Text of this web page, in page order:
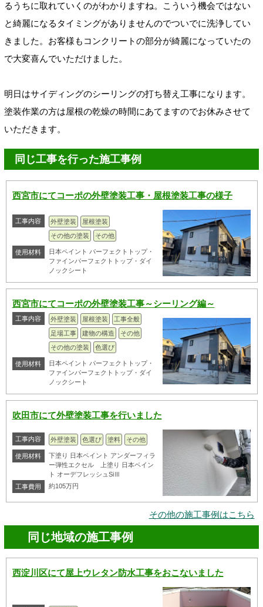
るうちに取れていくのがわかりますね。こういう機会ではない
と綺麗になるタイミングがありませんのでついでに洗浄してい
きました。お客様もコンクリートの部分が綺麗になっていたの
で大変喜んでいただけました。
明日はサイディングのシーリングの打ち替え工事になります。
塗装作業の方は屋根の乾燥の時間にあてますのでお休みさせて
いただきます。
同じ工事を行った施工事例
西宮市にてコーポの外壁塗装工事・屋根塗装工事の様子
工事内容 外壁塗装
屋根塗装
その他の塗装
その他
使用材料
日本ペイント パーフェクトトップ・
ファインパーフェクトトップ・ダイ
ノックシート
西宮市にてコーポの外壁塗装工事～シーリング編～
工事内容 外壁塗装 屋根塗装
工事全般
足場工事
建物の構造
その他
その他の塗装
色選び
使用材料
日本ペイント パーフェクトトップ・
ファインパーフェクトトップ・ダイ
ノックシート
吹田市にて外壁塗装工事を行いました
工事内容 外壁塗装 色選び 塗料 その他
使用材料
下塗り 日本ペイント アンダーフィラ
ー弾性エクセル 上塗り 日本ペイン
ト オーデフレッシュSiⅢ
工事費用
約105万円
その他の施工事例はこちら
同じ地域の施工事例
西淀川区にて屋上ウレタン防水工事をおこないました